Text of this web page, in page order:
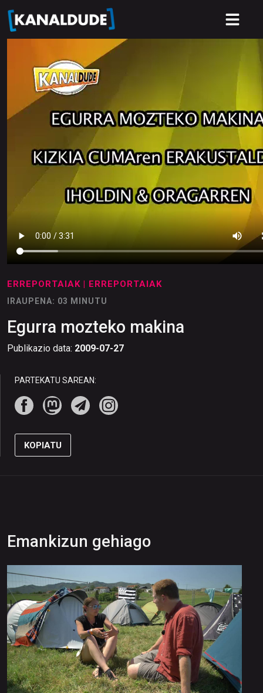
ERREPORTAIAK | ERREPORTAIAK
IRAUPENA: 03 MINUTU
Egurra mozteko makina
Publikazio data: 2009-07-27
PARTEKATU SAREAN:
KOPIATU
Emankizun gehiago